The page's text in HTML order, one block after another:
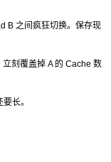
B 之间疯狂切换。保存现
刻覆盖掉 A 的 Cache 数
长。